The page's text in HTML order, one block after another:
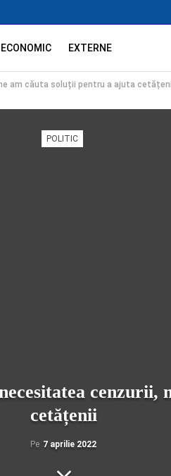
ECONOMIC EXTERNE
am căuta soluții pentru a ajuta
POLITIC
cetățenii
Pe 7 aprilie 2022